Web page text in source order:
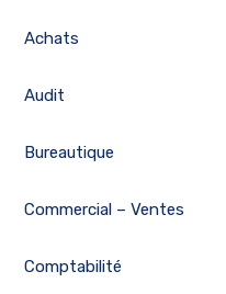
Achats
Audit
Bureautique
Commercial – Ventes
Comptabilité